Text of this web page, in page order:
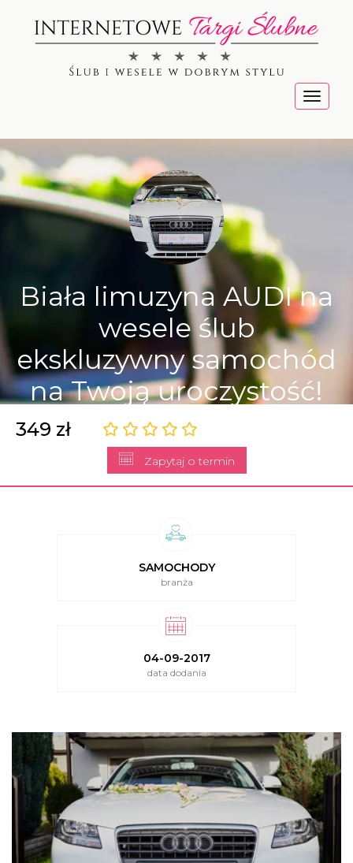
Menu
Biała limuzyna AUDI na
wesele ślub
ekskluzywny samochód
na Twoją uroczystość!
349 zł
Zapytaj o termin
SAMOCHODY
branża
04-09-2017
data dodania